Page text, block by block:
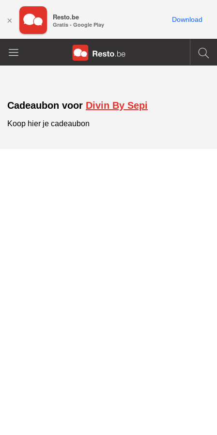
Cadeaubon voor Divin By Sepi
Koop hier je cadeaubon
× Resto.be
Gratis - Google Play
Download